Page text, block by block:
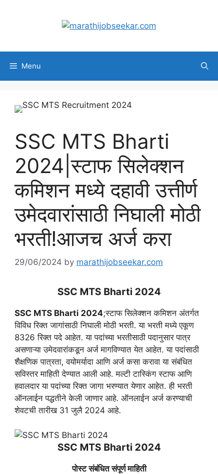
Menu
SSC MTS Bharti
2024|स्टाफ सिलेक्शन
कमिशन मध्ये दहावी उत्तीर्ण
उमेदवारांसाठी निघाली मोठी
भरती!आजच अर्ज करा
29/06/2024 by marathijobseekar.com
SSC MTS Bharti 2024
SSC MTS Bharti 2024;स्टाफ सिलेक्शन कमिशन अंतर्गत
विविध रिक्त जागांसाठी निघाली मोठी भरती. या भरती मध्ये एकूण
8326 रिक्त पदे आहेत. या पदांच्या भरतीसाठी पदानुसार पात्र
असणाऱ्या उमेदवारांकडून अर्ज मागविण्यात येत आहेत. या पदांसाठी
शैक्षणिक पात्रता, वयोमर्यादा आणि अर्ज कसा करावा या संबंधित
सविस्तर माहिती देण्यात आली आहे. मल्टी टास्किंग स्टाफ आणि
हवालदार या पदांच्या रिक्त जागा भरण्यात येणार आहेत. ही भरती
ऑनलाईन पद्धतीने केली जाणार आहे. ऑनलाईन अर्ज करण्याची
शेवटची तारीख 31 जुलै 2024 आहे.
SSC MTS Bharti 2024
पोस्ट संबंधित संपूर्ण माहिती